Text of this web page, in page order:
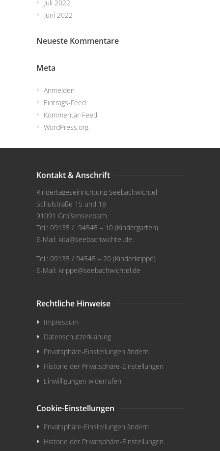
Juli 2022
Juni 2022
Neueste Kommentare
Meta
Anmelden
Eintrags-Feed
Kommentar-Feed
WordPress.org
Kontakt & Anschrift
Kindertageseinrichtung Seebachwichtel
Schulstraße 15 und 18
91091 Großenseebach
Tel.: 09135 / 94545 – 10 (Kindergarten)
E-Mail: kita@seebachwichtel.de
Tel.: 09135 / 94545 – 20 (Kinderkrippe)
E-Mail: krippe@seebachwichtel.de
Rechtliche Hinweise
Impressum
Datenschutzerklärung
Privatsphäre-Einstellungen ändern
Historie der Privatsphäre-Einstellungen
Einwilligungen widerrufen
Cookie-Einstellungen
Privatsphäre-Einstellungen ändern
Historie der Privatsphäre-Einstellungen